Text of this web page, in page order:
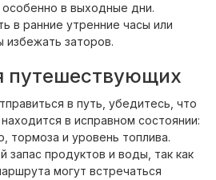
в выходные дни.
в ранние утренние часы или
избежать заторов.
путешествующих
в путь, убедитесь, что
в исправном состоянии:
тормоза и уровень топлива.
запас продуктов и воды, так как
могут встречаться